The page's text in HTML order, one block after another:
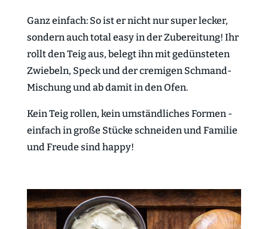
Ganz einfach: So ist er nicht nur super lecker,
sondern auch total easy in der Zubereitung! Ihr
rollt den Teig aus, belegt ihn mit gedünsteten
Zwiebeln, Speck und der cremigen Schmand-
Mischung und ab damit in den Ofen.
Kein Teig rollen, kein umständliches Formen -
einfach in große Stücke schneiden und Familie
und Freude sind happy!